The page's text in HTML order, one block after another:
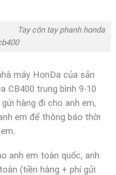
phanh honda
máy HonDa của sản
CB400 trung bình 9-10
hàng đi cho anh em,
em để thông báo thời
anh em toàn quốc, anh
(tiền hàng + phí gửi